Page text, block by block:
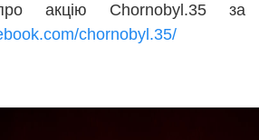
акцію Chornobyl.35 за
chornobyl.35/